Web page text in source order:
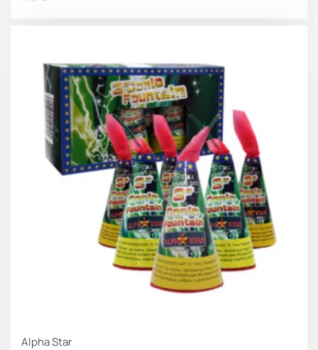
Alpha Star